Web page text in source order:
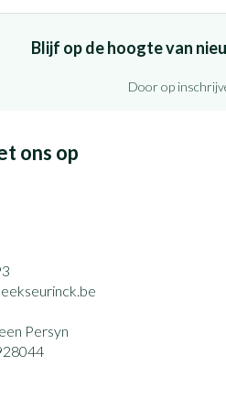
Blijf op de hoogte van
Door op
ons op
Persyn